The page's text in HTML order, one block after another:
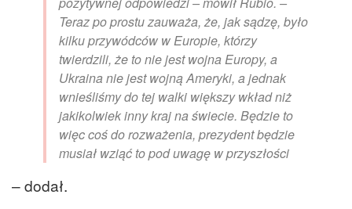
Teraz po prostu zauważa, że, jak sądzę, było
kilku przywódców w Europie, którzy
twierdzili, że to nie jest wojna Europy, a
Ukraina nie jest wojną Ameryki, a jednak
wnieśliśmy do tej walki większy wkład niż
jakikolwiek inny kraj na świecie. Będzie to
więc coś do rozważenia, prezydent będzie
musiał wziąć to pod uwagę w przyszłości
– dodał.